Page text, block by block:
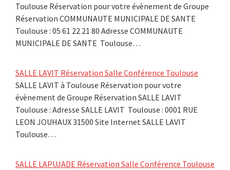
Toulouse Réservation pour votre évènement de Groupe
Réservation COMMUNAUTE MUNICIPALE DE SANTE
Toulouse : 05 61 22 21 80 Adresse COMMUNAUTE
MUNICIPALE DE SANTE Toulouse…
SALLE LAVIT Réservation Salle Conférence Toulouse
SALLE LAVIT à Toulouse Réservation pour votre
évènement de Groupe Réservation SALLE LAVIT
Toulouse : Adresse SALLE LAVIT Toulouse : 0001 RUE
LEON JOUHAUX 31500 Site Internet SALLE LAVIT
Toulouse…
SALLE LAPUJADE Réservation Salle Conférence Toulouse